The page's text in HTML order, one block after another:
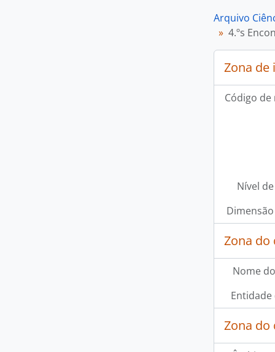
Arquivo
4.ºs
Zona de
Código
Nível
Zona do
Nome
Zona do